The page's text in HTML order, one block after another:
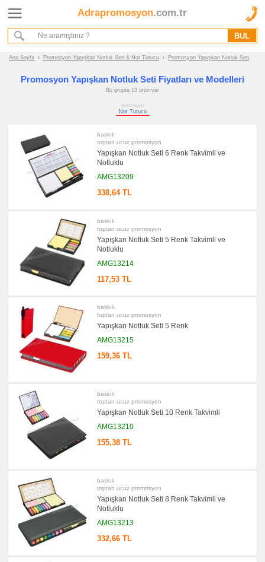
Adrapromosyon.com.tr
Ana Sayfa › Promosyon Yapışkan Notluk Seti & Not Tutucu › Promosyon Yapışkan Notluk Seti
Promosyon Yapışkan Notluk Seti Fiyatları ve Modelleri
Bu grupta 13 ürün var
promosyon
Not Tutucu
baskılı
toptan ucuz promosyon
Yapışkan Notluk Seti 6 Renk Takvimli ve
Notluklu
AMG13209
338,64 TL
baskılı
toptan ucuz promosyon
Yapışkan Notluk Seti 5 Renk Takvimli ve
Notluklu
AMG13214
117,53 TL
baskılı
toptan ucuz promosyon
Yapışkan Notluk Seti 5 Renk
AMG13215
159,36 TL
baskılı
toptan ucuz promosyon
Yapışkan Notluk Seti 10 Renk Takvimli
AMG13210
155,38 TL
baskılı
toptan ucuz promosyon
Yapışkan Notluk Seti 8 Renk Takvimli ve
Notluklu
AMG13213
332,66 TL
Ana Sayfa
Hakkımızda
Kurumsal Hizmet Akışımız
promosyon
Yapışkan
Notluk
Seti
&
Not
Tutucu
promosyon
promosyon
Tutucu
promosyon
Ürünleri
Gör
Ajanda
&
Organizer
promosyon
Matara
&
Termos
promosyon
Geri
Dönüşümlü
Ürünler
promosyon
Anahtarlık
promosyon
Hesap
promosyon
Makyaj
Aynası
&
Manikür
promosyon
Şerit